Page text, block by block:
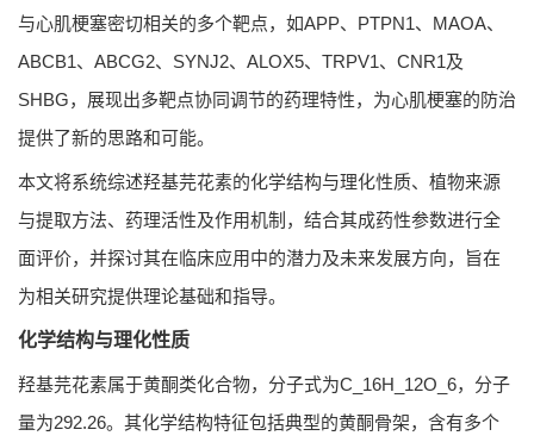
与心肌梗塞密切相关的多个靶点，如APP、PTPN1、MAOA、
ABCB1、ABCG2、SYNJ2、ALOX5、TRPV1、CNR1及
SHBG，展现出多靶点协同调节的药理特性，为心肌梗塞的防治
提供了新的思路和可能。
本文将系统综述羟基芫花素的化学结构与理化性质、植物来源
与提取方法、药理活性及作用机制，结合其成药性参数进行全
面评价，并探讨其在临床应用中的潜力及未来发展方向，旨在
为相关研究提供理论基础和指导。
化学结构与理化性质
羟基芫花素属于黄酮类化合物，分子式为C_16H_12O_6，分子
量为292.26。其化学结构特征包括典型的黄酮骨架，含有多个